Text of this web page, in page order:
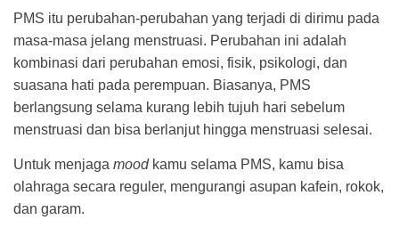
PMS itu perubahan-perubahan yang terjadi di dirimu pada
masa-masa jelang menstruasi. Perubahan ini adalah
kombinasi dari perubahan emosi, fisik, psikologi, dan
suasana hati pada perempuan. Biasanya, PMS
berlangsung selama kurang lebih tujuh hari sebelum
menstruasi dan bisa berlanjut hingga menstruasi selesai.
Untuk menjaga moodkamu selama PMS, kamu bisa
olahraga secara reguler, mengurangi asupan kafein, rokok,
dan garam.